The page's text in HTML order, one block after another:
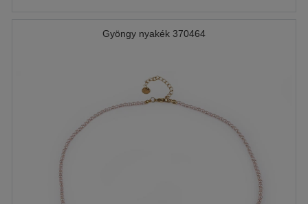
Gyöngy nyakék 370464